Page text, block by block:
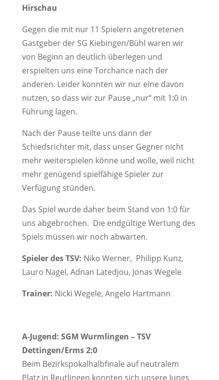
Hirschau
Gegen die mit nur 11 Spielern angetretenen
Gastgeber der SG Kiebingen/Bühl waren wir
von Beginn an deutlich überlegen und
erspielten uns eine Torchance nach der
anderen. Leider konnten wir nur eine davon
nutzen, so dass wir zur Pause „nur“ mit 1:0 in
Führung lagen.
Nach der Pause teilte uns dann der
Schiedsrichter mit, dass unser Gegner nicht
mehr weiterspielen könne und wolle, weil nicht
mehr genügend spielfähige Spieler zur
Verfügung stünden.
Das Spiel wurde daher beim Stand von 1:0 für
uns abgebrochen. Die endgültige Wertung des
Spiels müssen wir noch abwarten.
Spieler des TSV: Niko Werner, Philipp Kunz,
Lauro Nagel, Adnan Latedjou, Jonas Wegele
Trainer: Nicki Wegele, Angelo Hartmann
A-Jugend: SGM Wurmlingen – TSV
Dettingen/Erms 2:0
Beim Bezirkspokalhalbfinale auf neutralem
Platz in Reutlingen konnten sich unsere Jungs